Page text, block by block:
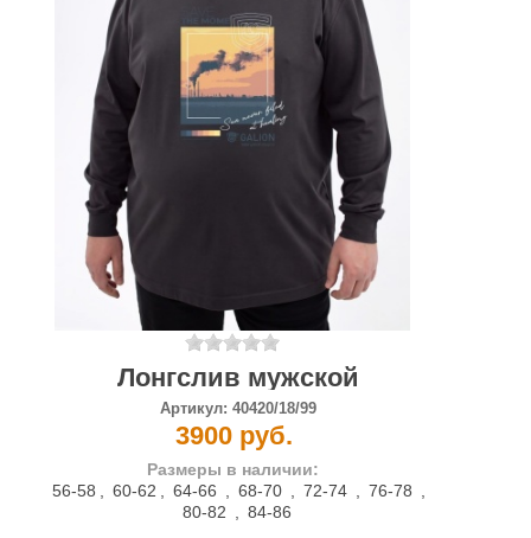
Лонгслив мужской
Артикул: 40420/18/99
3900 руб.
Размеры в наличии:
56-58 , 60-62 , 64-66 , 68-70 , 72-74 , 76-78 ,
80-82 , 84-86